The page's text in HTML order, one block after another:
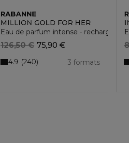
RABANNE
MILLION GOLD FOR HER
Eau de parfum intense - rechargeable
75,90 €
126,50 €
3 formats
4.9 240